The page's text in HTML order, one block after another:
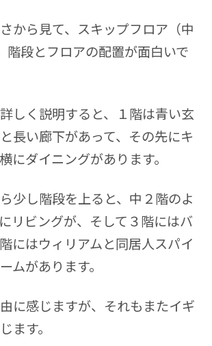
から見て、スキップフロア（中
階段とフロアの配置が面白いで
しく説明すると、１階は青い玄
長い廊下があって、その先にキ
にダイニングがあります。
少し階段を上ると、中２階のよ
リビングが、そして３階にはバ
にはウィリアムと同居人スパイ
ムがあります。
に感じますが、それもまたイギ
ます。